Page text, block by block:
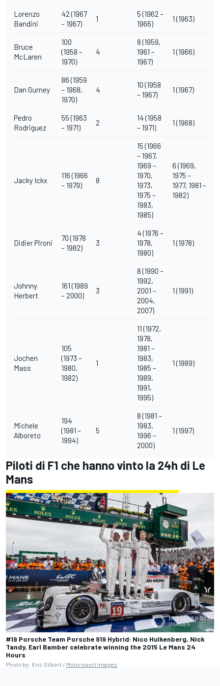
Lorenzo
Bandini
42 (1967
– 1967)
1
5 (1962 –
1966)
1 (1963)
Bruce
McLaren
100
(1958 –
1970)
4
8 (1959,
1961 –
1967)
1 (1966)
Dan Gurney
86 (1959
– 1968,
1970)
4
10 (1958
– 1967)
1 (1967)
Pedro
Rodriguez
55 (1963
– 1971)
2
14 (1958
– 1971)
1 (1968)
Jacky Ickx
116 (1966
– 1979)
8
15 (1966
– 1967,
1969 –
1970,
1973,
1975 –
1983,
1985)
6 (1969,
1975 –
1977, 1981 –
1982)
Didier Pironi
70 (1978
– 1982)
3
4 (1976 –
1978,
1980)
1 (1978)
Johnny
Herbert
161 (1989
– 2000)
3
8 (1990 –
1992,
2001 –
2004,
2007)
1 (1991)
Jochen
Mass
105
(1973 –
1980,
1982)
1
11 (1972,
1978,
1981 –
1983,
1985 –
1989,
1991,
1995)
1 (1989)
Michele
Alboreto
194
(1981 –
1994)
5
8 (1981 –
1983,
1996 –
2000)
1 (1997)
Piloti di F1 che hanno vinto la 24h di Le
Mans
#19 Porsche Team Porsche 919 Hybrid: Nico Hulkenberg, Nick
Tandy, Earl Bamber celebrate winning the 2015 Le Mans 24
Hours
Photo by: Eric Gilbert / Motorsport Images